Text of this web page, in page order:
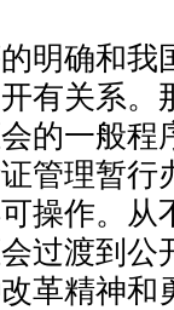
确和我
有关系。
的一般程
管理暂
操作。从
过渡到
革精神和